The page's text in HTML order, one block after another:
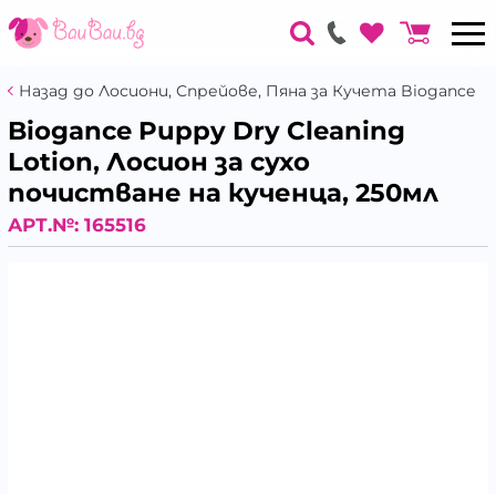
Назад до Лосиони, Спрейове, Пяна за Кучета Biogance
Biogance Puppy Dry Cleaning
Lotion, Лосион за сухо
почистване на кученца, 250мл
АРТ.№: 165516